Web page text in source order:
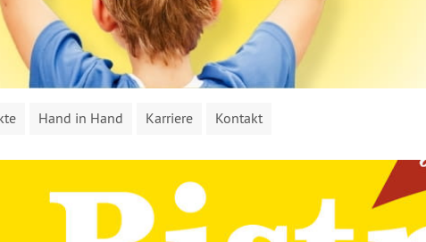
Hand in Hand Karriere Kontakt
unsere Kids